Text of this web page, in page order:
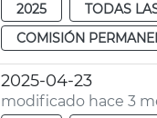
2025 TODAS
COMISIÓN
2025-04-23
modificado hace 3